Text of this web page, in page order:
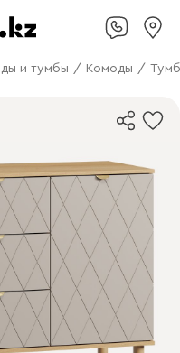
и тумбы / Комоды /